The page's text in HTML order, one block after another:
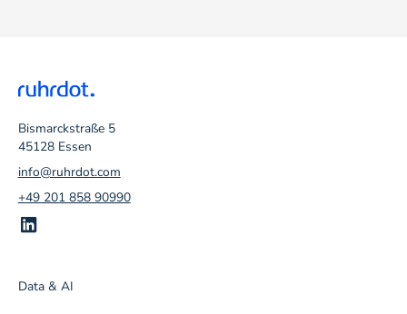
Bismarckstraße 5
45128 Essen
info@ruhrdot.com
+49 201 858 90990
Data & AI